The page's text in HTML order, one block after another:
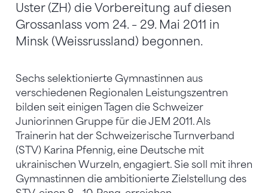
Uster (ZH) die Vorbereitung auf diesen
Grossanlass vom 24. – 29. Mai 2011 in
Minsk (Weissrussland) begonnen.
Sechs selektionierte Gymnastinnen aus
verschiedenen Regionalen Leistungszentren
bilden seit einigen Tagen die Schweizer
Juniorinnen Gruppe für die JEM 2011. Als
Trainerin hat der Schweizerische Turnverband
(STV) Karina Pfennig, eine Deutsche mit
ukrainischen Wurzeln, engagiert. Sie soll mit ihren
Gymnastinnen die ambitionierte Zielstellung des